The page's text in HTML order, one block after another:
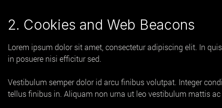
2. Cookies and Web Beacons
Lorem ipsum dolor sit amet, consectetur adipiscing elit. In
in posuere nisi efficitur sed.
Vestibulum semper dolor id arcu finibus volutpat. Integer
tellus finibus in. Aliquam non urna ut leo vestibulum mattis